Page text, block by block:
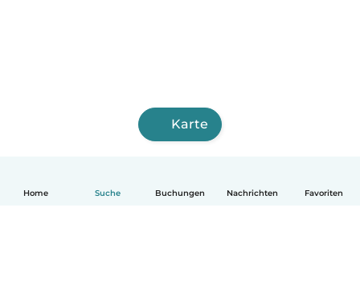
Home Suche Buchungen Nachrichten Favoriten
Karte